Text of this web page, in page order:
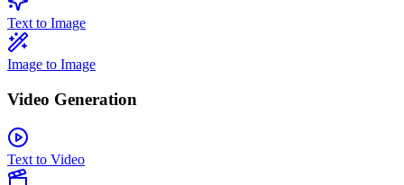
Text to Image
Image to Image
Video Generation
Text to Video